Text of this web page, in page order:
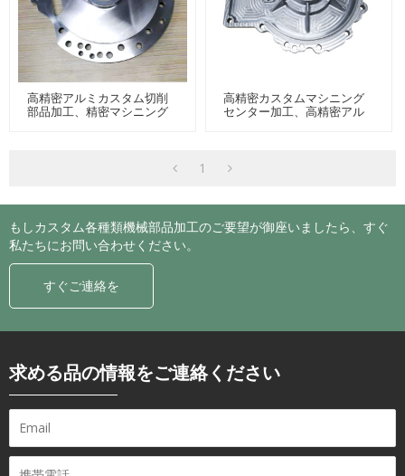
高精密アルミカスタム切削
部品加工、精密マシニング
高精密カスタムマシニング
センター加工、高精密アル
1
もしカスタム各種類機械部品加工のご要望が御座いましたら、すぐ
私たちにお問い合わせください。
すぐご連絡を
求める品の情報をご連絡ください